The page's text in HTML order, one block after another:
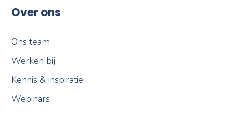
Over ons
Ons team
Werken bij
Kennis & inspiratie
Webinars